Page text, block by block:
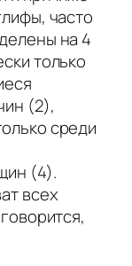
часто
на 4
только
(2),
среди
(4).
всех